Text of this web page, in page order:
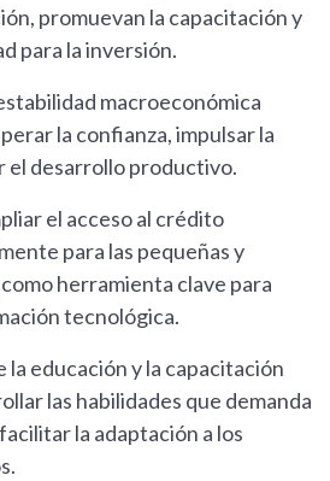
promuevan la capacitación y
para la inversión.
macroeconómica
la confianza, impulsar la
el desarrollo productivo.
el acceso al crédito
para las pequeñas y
herramienta clave para
tecnológica.
la educación y la capacitación
las habilidades que demanda
la adaptación a los